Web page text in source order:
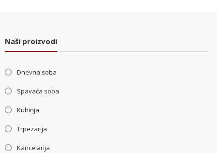
Naši proizvodi
Dnevna soba
Spavaća soba
Kuhinja
Trpezarija
Kancelarija